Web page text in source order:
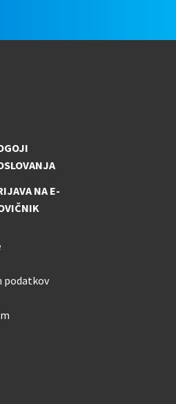
NA E-
podatkov